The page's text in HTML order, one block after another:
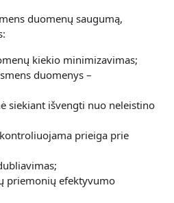
duomenų saugumą,
kiekio minimizavimas;
duomenys –
siekiant išvengti nuo neleistino
prieiga prie
priemonių efektyvumo